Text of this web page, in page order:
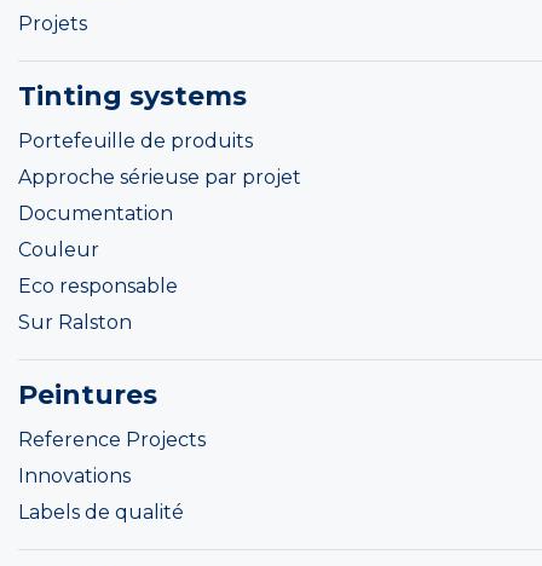
Projets
Tinting systems
Portefeuille de produits
Approche sérieuse par projet
Documentation
Couleur
Eco responsable
Sur Ralston
Peintures
Reference Projects
Innovations
Labels de qualité